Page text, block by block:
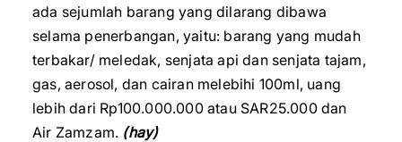
ada sejumlah barang yang dilarang dibawa
selama penerbangan, yaitu: barang yang mudah
terbakar/ meledak, senjata api dan senjata tajam,
gas, aerosol, dan cairan melebihi 100ml, uang
lebih dari Rp100.000.000 atau SAR25.000 dan
Air Zamzam. (hay)